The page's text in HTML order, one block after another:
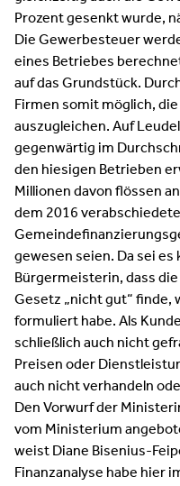
Prozent gesenkt wurde,
Die Gewerbesteuer
eines Betriebes
auf das Grundstück.
Firmen somit möglich,
auszugleichen. Auf
gegenwärtig im
den hiesigen Betrieben
Millionen davon flössen
dem 2016
gewesen seien. Da sei es
Bürgermeisterin, dass
Gesetz „nicht gut“ finde,
formuliert habe. Als
schließlich auch nicht
Preisen oder
auch nicht verhandeln
Den Vorwurf der
vom Ministerium
weist Diane Bisenius-
Finanzanalyse habe hier